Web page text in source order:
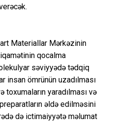
Materiallar Mərkəzinin
qocalma
səviyyədə tədqiq
insan ömrünün uzadılması
toxumaların yaradılması və
əldə edilməsini
də ictimaiyyətə məlumat